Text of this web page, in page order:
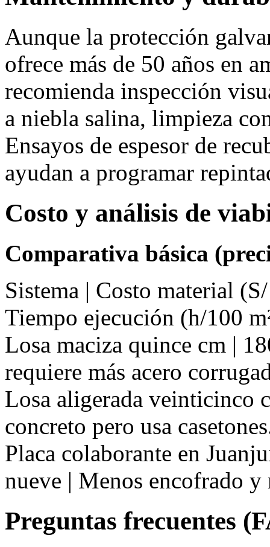
Aunque la protección
ofrece más de 50 años en
recomienda inspección
a niebla salina, limpieza
Ensayos de espesor de
ayudan a programar
Costo y análisis de
Comparativa básica
Sistema | Costo material
Tiempo ejecución (h/100
Losa maciza quince cm |
requiere más acero
Losa aligerada veinticinco
concreto pero usa
Placa colaborante en
nueve | Menos encofrado
Preguntas frecuentes